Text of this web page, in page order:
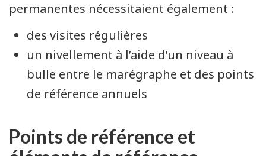
permanentes nécessitaient également :
des visites régulières
un nivellement à l’aide d’un niveau à
bulle entre le marégraphe et des points
de référence annuels
Points de référence et